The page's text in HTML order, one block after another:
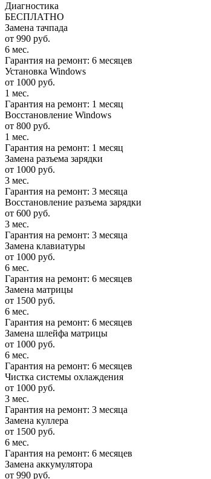
Диагностика
БЕСПЛАТНО
Замена тачпада
от 990 руб.
6 мес.
Гарантия на ремонт: 6 месяцев
Установка Windows
от 1000 руб.
1 мес.
Гарантия на ремонт: 1 месяц
Восстановление Windows
от 800 руб.
1 мес.
Гарантия на ремонт: 1 месяц
Замена разъема зарядки
от 1000 руб.
3 мес.
Гарантия на ремонт: 3 месяца
Восстановление разъема зарядки
от 600 руб.
3 мес.
Гарантия на ремонт: 3 месяца
Замена клавиатуры
от 1000 руб.
6 мес.
Гарантия на ремонт: 6 месяцев
Замена матрицы
от 1500 руб.
6 мес.
Гарантия на ремонт: 6 месяцев
Замена шлейфа матрицы
от 1000 руб.
6 мес.
Гарантия на ремонт: 6 месяцев
Чистка системы охлаждения
от 1000 руб.
3 мес.
Гарантия на ремонт: 3 месяца
Замена куллера
от 1500 руб.
6 мес.
Гарантия на ремонт: 6 месяцев
Замена аккумулятора
от 990 руб.